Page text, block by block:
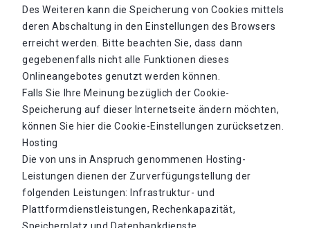
Des Weiteren kann die Speicherung von Cookies mittels
deren Abschaltung in den Einstellungen des Browsers
erreicht werden. Bitte beachten Sie, dass dann
gegebenenfalls nicht alle Funktionen dieses
Onlineangebotes genutzt werden können.
Falls Sie Ihre Meinung bezüglich der Cookie-
Speicherung auf dieser Internetseite ändern möchten,
können Sie hier die Cookie-Einstellungen zurücksetzen.
Hosting
Die von uns in Anspruch genommenen Hosting-
Leistungen dienen der Zurverfügungstellung der
folgenden Leistungen: Infrastruktur- und
Plattformdienstleistungen, Rechenkapazität,